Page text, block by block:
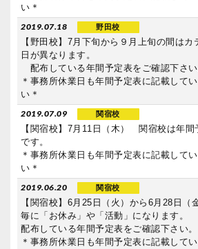
い＊
2019.07.18
野田校
【野田校】7月下旬から９月上旬の間は
日が異なります。
配布している年間予定表をご確認下さい
＊事務所休業日も年間予定表に記載して
い＊
2019.07.09
関宿校
【関宿校】7月11日（木） 関宿校は年間
です。
＊事務所休業日も年間予定表に記載して
い＊
2019.06.20
関宿校
【関宿校】6月25日（火）から6月28日（
毎に「お休み」や「活動」になります。
配布している年間予定表をご確認下さい。
＊事務所休業日も年間予定表に記載して